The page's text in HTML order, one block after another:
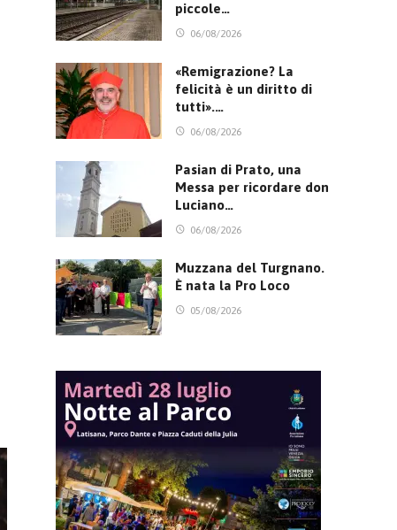
piccole…
06/08/2026
«Remigrazione? La
felicità è un diritto di
tutti».…
06/08/2026
Pasian di Prato, una
Messa per ricordare don
Luciano…
06/08/2026
Muzzana del Turgnano.
È nata la Pro Loco
05/08/2026